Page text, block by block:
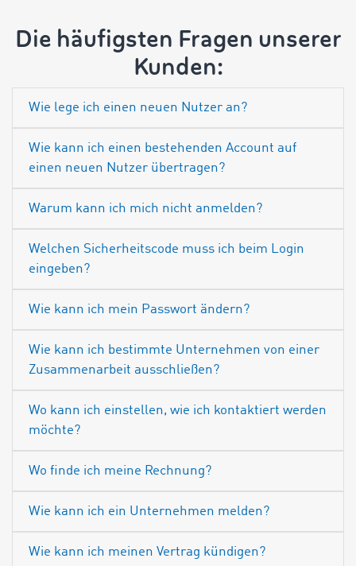
Die häufigsten Fragen unserer
Kunden:
Wie lege ich einen neuen Nutzer an?
Wie kann ich einen bestehenden Account auf
einen neuen Nutzer übertragen?
Warum kann ich mich nicht anmelden?
Welchen Sicherheitscode muss ich beim Login
eingeben?
Wie kann ich mein Passwort ändern?
Wie kann ich bestimmte Unternehmen von einer
Zusammenarbeit ausschließen?
Wo kann ich einstellen, wie ich kontaktiert werden
möchte?
Wo finde ich meine Rechnung?
Wie kann ich ein Unternehmen melden?
Wie kann ich meinen Vertrag kündigen?